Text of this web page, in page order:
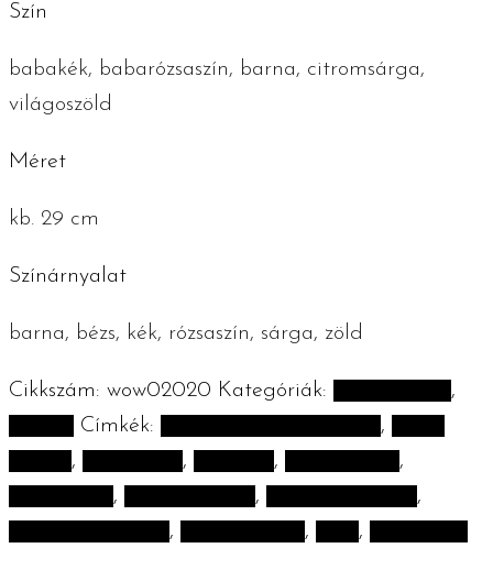
Szín
babakék, babarózsaszín, barna, citromsárga,
világoszöld
Méret
kb. 29 cm
Színárnyalat
barna, bézs, kék, rózsaszín, sárga, zöld
Cikkszám: wow02020 Kategóriák:
,
Címkék: ,
, , ,
,
, ,
,
, , ,